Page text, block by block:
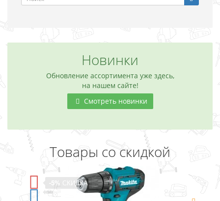
Новинки
Обновление ассортимента уже здесь,
на нашем сайте!
Смотреть новинки
Товары со скидкой
-5% СКИДКА